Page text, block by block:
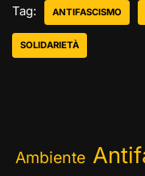
Tag: ANTIFASCISMO
SOLIDARIETÀ
Ambiente